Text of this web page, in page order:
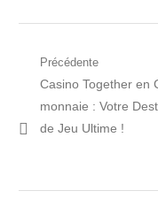
Navigation
l’article
Précédente
Post
précédent:
Casino Together en
monnaie : Votre
de Jeu Ultime !